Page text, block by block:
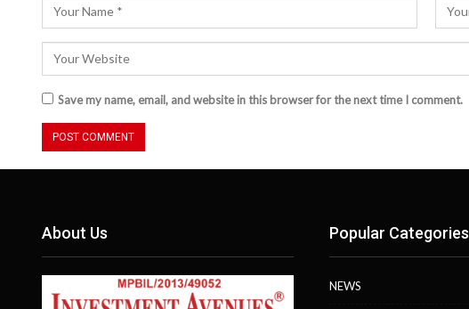
Save my name, email, and website in this browser for the next time I comment.
About Us Popular Categories
NEWS